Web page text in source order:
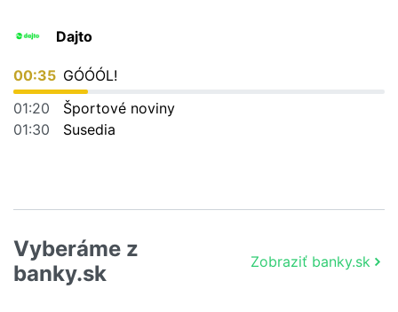
Dajto
00:35 GÓÓÓL!
01:20
Športové noviny
01:30
Susedia
Vyberáme z
banky.sk
Zobraziť banky.sk